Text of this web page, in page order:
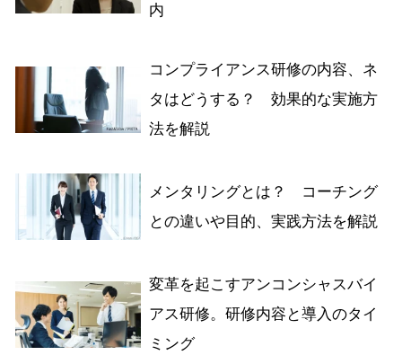
内
コンプライアンス研修の内容、ネ
タはどうする？ 効果的な実施方
法を解説
メンタリングとは？ コーチング
との違いや目的、実践方法を解説
変革を起こすアンコンシャスバイ
アス研修。研修内容と導入のタイ
ミング